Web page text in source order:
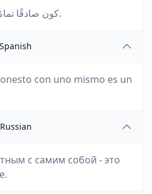
كون صادقًا تمامًا مع نفسك هو تمرين جيد.
Spanish
con uno mismo es un
Russian
с самим собой - это